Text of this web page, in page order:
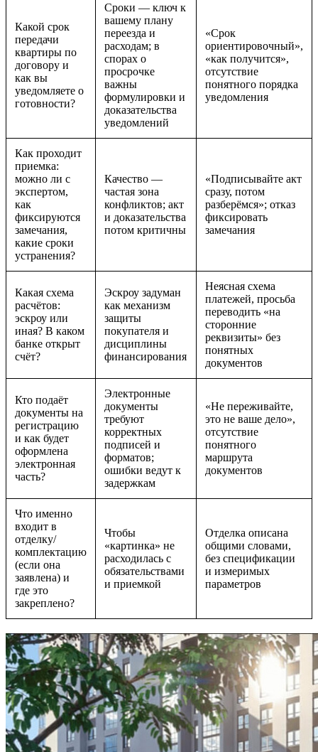
Какой срок
передачи
квартиры по
договору и
как вы
уведомляете о
готовности?
Сроки — ключ к
вашему плану
переезда и
расходам; в
спорах о
просрочке
важны
формулировки и
доказательства
уведомлений
«Срок
ориентировочный»,
«как получится»,
отсутствие
понятного порядка
уведомления
Как проходит
приемка:
можно ли с
экспертом,
как
фиксируются
замечания,
какие сроки
устранения?
Качество —
частая зона
конфликтов; акт
и доказательства
потом критичны
«Подписывайте акт
сразу, потом
разберёмся»; отказ
фиксировать
замечания
Какая схема
расчётов:
эскроу или
иная? В каком
банке открыт
счёт?
Эскроу задуман
как механизм
защиты
покупателя и
дисциплины
финансирования
Неясная схема
платежей, просьба
переводить «на
сторонние
реквизиты» без
понятных
документов
Кто подаёт
документы на
регистрацию
и как будет
оформлена
электронная
часть?
Электронные
документы
требуют
корректных
подписей и
форматов;
ошибки ведут к
задержкам
«Не переживайте,
это не ваше дело»,
отсутствие
понятного
маршрута
документов
Что именно
входит в
отделку/
комплектацию
(если она
заявлена) и
где это
закреплено?
Чтобы
«картинка» не
расходилась с
обязательствами
и приемкой
Отделка описана
общими словами,
без спецификации
и измеримых
параметров